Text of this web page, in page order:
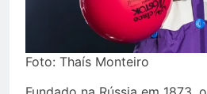
Foto: Thaís Monteiro